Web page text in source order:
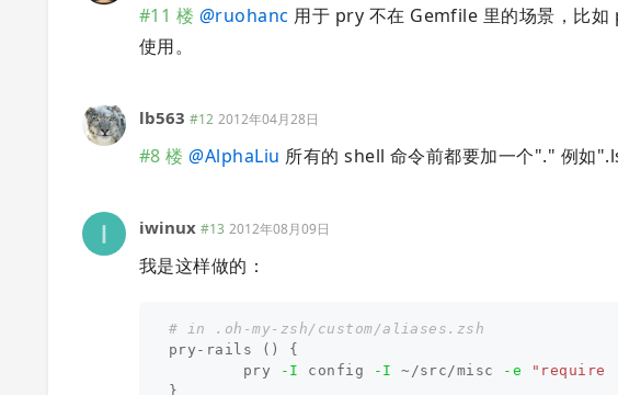
#11 楼 @ruohanc 用于 pry 不在 Gemfile 里的场景，比
使用。
lb563 #12 2012年04月28日
#8 楼 @AlphaLiu 所有的 shell 命令前都要加一个"." 例如
iwinux #13 2012年08月09日
我是这样做的：
# in .oh-my-zsh/custom/aliases.zsh
pry-rails
()
{
        pry
-I config -I ~/src/misc -e
}